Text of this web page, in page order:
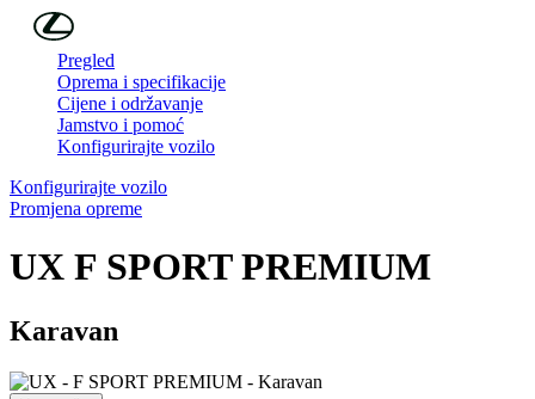
Skip to Main Content
Pregled
Oprema i specifikacije
Cijene i održavanje
Jamstvo i pomoć
Konfigurirajte vozilo
Konfigurirajte vozilo
Promjena opreme
UX F SPORT PREMIUM
Karavan